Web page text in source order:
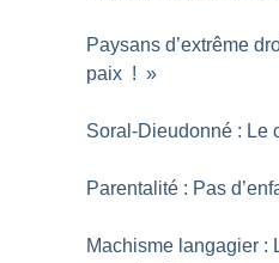
Paysans d’extrême
paix ! »
Soral-Dieudonné : Le
Parentalité : Pas
Machisme langagier :